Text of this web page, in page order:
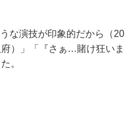
な演技が印象的だから（20
）」「『さぁ…賭け狂いま
。